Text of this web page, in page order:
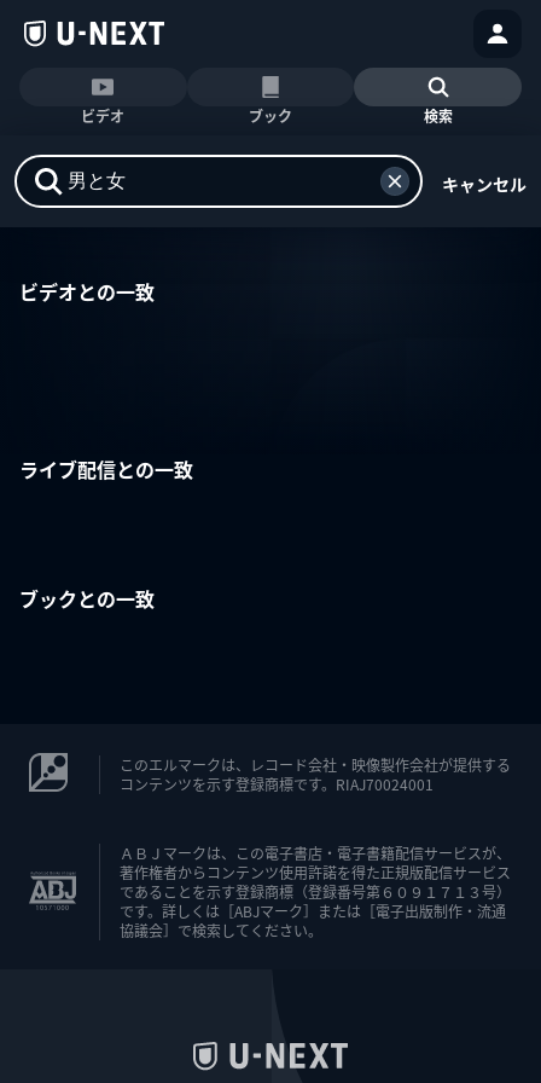
ビデオ ブック 検索
キャンセル
ビデオとの一致
ライブ配信との一致
ブックとの一致
このエルマークは、レコード会社・映像製作会社が提供する
コンテンツを示す登録商標です。RIAJ70024001
ＡＢＪマークは、この電子書店・電子書籍配信サービスが、
著作権者からコンテンツ使用許諾を得た正規版配信サービス
であることを示す登録商標（登録番号第６０９１７１３号）
です。詳しくは［ABJマーク］または［電子出版制作・流通
協議会］で検索してください。